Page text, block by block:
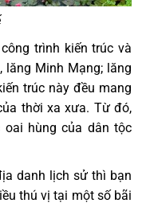
trình kiến trúc và
lăng Minh Mạng; lăng
trúc này đều mang
thời xa xưa. Từ đó,
hùng của dân tộc
danh lịch sử thì bạn
thú vị tại một số bãi